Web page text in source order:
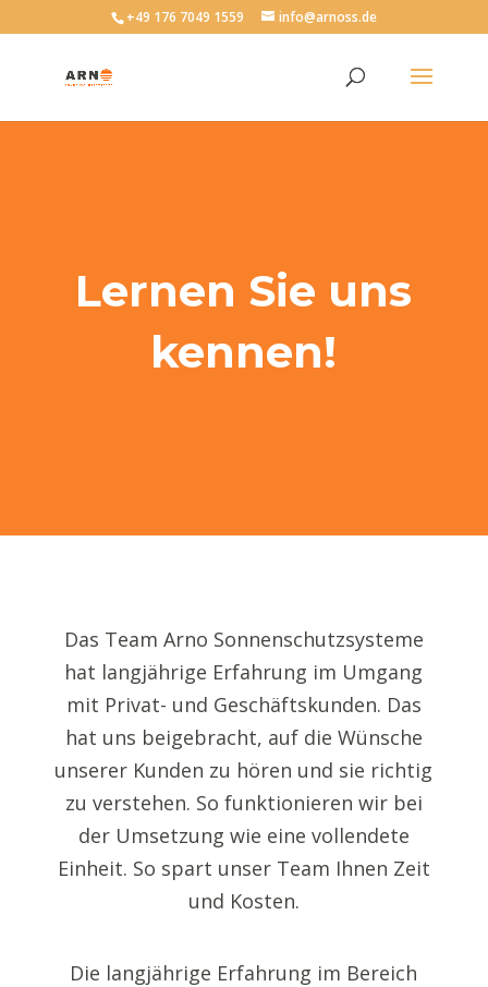
+49 176 7049 1559 info@arnoss.de
Lernen Sie uns
kennen!
Das Team Arno Sonnenschutzsysteme
hat langjährige Erfahrung im Umgang
mit Privat- und Geschäftskunden. Das
hat uns beigebracht, auf die Wünsche
unserer Kunden zu hören und sie richtig
zu verstehen. So funktionieren wir bei
der Umsetzung wie eine vollendete
Einheit. So spart unser Team Ihnen Zeit
und Kosten.
Die langjährige Erfahrung im Bereich